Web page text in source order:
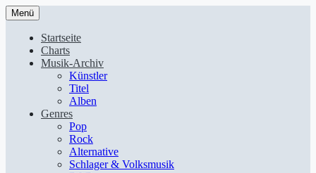
Menü
Startseite
Charts
Musik-Archiv
Künstler
Titel
Alben
Genres
Pop
Rock
Alternative
Schlager & Volksmusik